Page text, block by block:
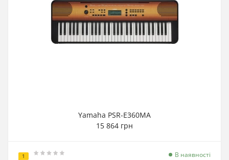
Yamaha PSR-E360MA
15 864 грн
1 В наявності